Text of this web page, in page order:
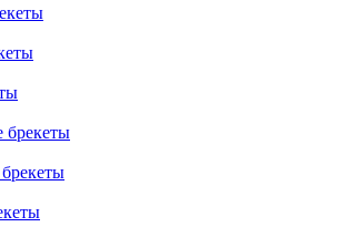
брекеты